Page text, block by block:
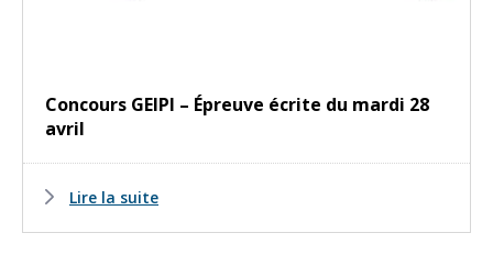
Concours GEIPI – Épreuve écrite du mardi 28
avril
Lire la suite